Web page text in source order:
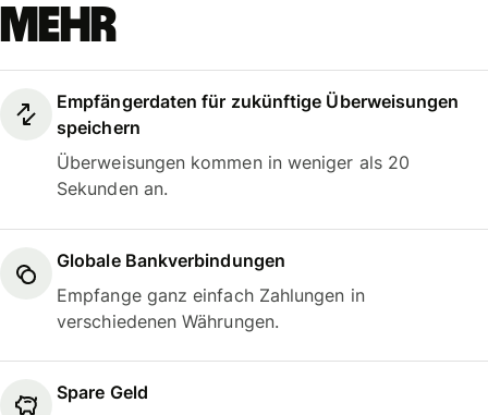
mehr
Empfängerdaten für zukünftige Überweisungen
speichern
Überweisungen kommen in weniger als 20
Sekunden an.
Globale Bankverbindungen
Empfange ganz einfach Zahlungen in
verschiedenen Währungen.
Spare Geld